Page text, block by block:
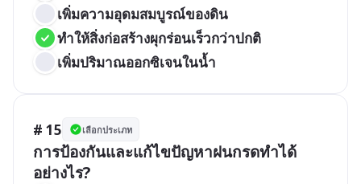
เพิ่มความอุดมสมบูรณ์ของดิน
ทำให้สิ่งก่อสร้างผุกร่อนเร็วกว่าปกติ
เพิ่มปริมาณออกซิเจนในน้ำ
# 15 เลือกประเภท
การป้องกันและแก้ไขปัญหาฝนกรดทำได้
อย่างไร?